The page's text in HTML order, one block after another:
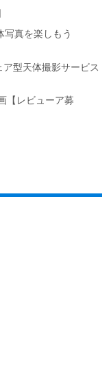
真を楽しもう
ア型天体撮影サービス
【レビューア募